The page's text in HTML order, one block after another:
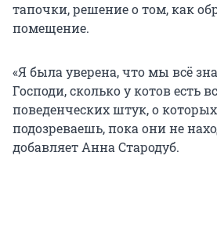
тапочки, решение о том, как
помещение.
«Я была уверена, что мы всё
Господи, сколько у котов есть
поведенческих штук, о
подозреваешь, пока они не
добавляет Анна Стародуб.